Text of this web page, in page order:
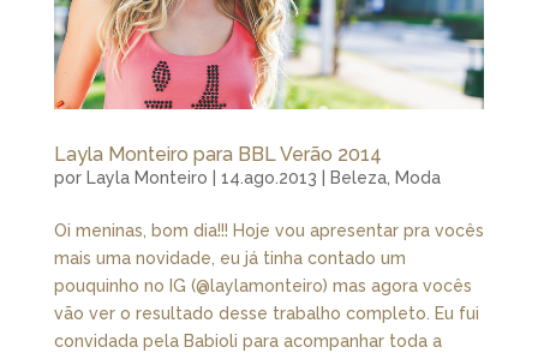
Layla Monteiro para BBL Verão 2014
por Layla Monteiro 14.ago.2013 Beleza, Moda
Oi meninas, bom dia!!! Hoje vou apresentar pra vocês
mais uma novidade, eu já tinha contado um
pouquinho no IG (@laylamonteiro) mas agora vocês
vão ver o resultado desse trabalho completo. Eu fui
convidada pela Babioli para acompanhar toda a